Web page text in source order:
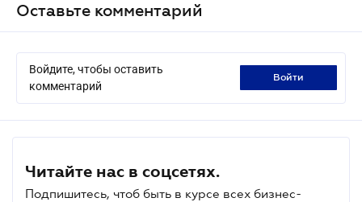
Оставьте комментарий
Войдите, чтобы оставить
комментарий
войти
Читайте нас в соцсетях.
Подпишитесь, чтоб быть в курсе всех бизнес-